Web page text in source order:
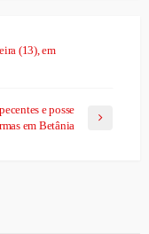
(13), em
e posse
em Betânia